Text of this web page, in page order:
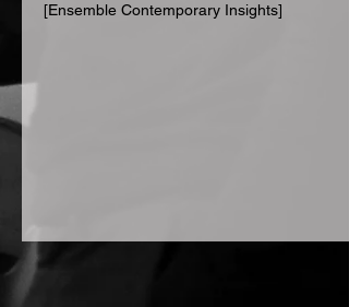
[Ensemble Contemporary Insights]